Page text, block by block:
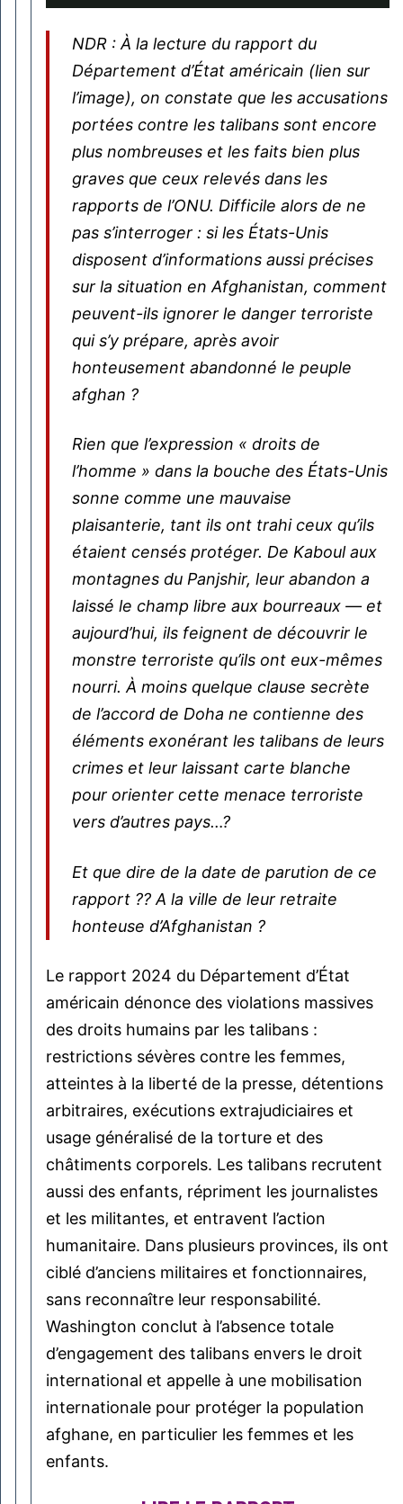
NDR : À la lecture du rapport du
Département d’État américain (lien sur
l’image), on constate que les accusations
portées contre les talibans sont encore
plus nombreuses et les faits bien plus
graves que ceux relevés dans les
rapports de l’ONU. Difficile alors de ne
pas s’interroger : si les États-Unis
disposent d’informations aussi précises
sur la situation en Afghanistan, comment
peuvent-ils ignorer le danger terroriste
qui s’y prépare, après avoir
honteusement abandonné le peuple
afghan ?
Rien que l’expression « droits de
l’homme » dans la bouche des États-Unis
sonne comme une mauvaise
plaisanterie, tant ils ont trahi ceux qu’ils
étaient censés protéger. De Kaboul aux
montagnes du Panjshir, leur abandon a
laissé le champ libre aux bourreaux — et
aujourd’hui, ils feignent de découvrir le
monstre terroriste qu’ils ont eux-mêmes
nourri. À moins quelque clause secrète
de l’accord de Doha ne contienne des
éléments exonérant les talibans de leurs
crimes et leur laissant carte blanche
pour orienter cette menace terroriste
vers d’autres pays…?
Et que dire de la date de parution de ce
rapport ?? A la ville de leur retraite
honteuse d’Afghanistan ?
Le rapport 2024 du Département d’État
américain dénonce des violations massives
des droits humains par les talibans :
restrictions sévères contre les femmes,
atteintes à la liberté de la presse, détentions
arbitraires, exécutions extrajudiciaires et
usage généralisé de la torture et des
châtiments corporels. Les talibans recrutent
aussi des enfants, répriment les journalistes
et les militantes, et entravent l’action
humanitaire. Dans plusieurs provinces, ils ont
ciblé d’anciens militaires et fonctionnaires,
sans reconnaître leur responsabilité.
Washington conclut à l’absence totale
d’engagement des talibans envers le droit
international et appelle à une mobilisation
internationale pour protéger la population
afghane, en particulier les femmes et les
enfants.